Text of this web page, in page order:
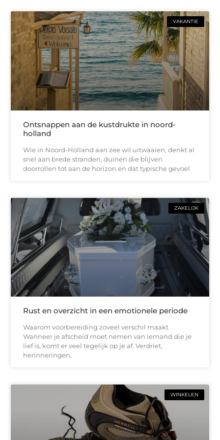
VAKANTIE
Ontsnappen aan de kustdrukte in noord-
holland
Wie in Noord-Holland aan zee wil uitwaaien, denkt al
snel aan brede stranden, duinen die blijven
doorrollen tot aan de horizon en dat typische gevoel
ZAKELIJK
Rust en overzicht in een emotionele periode
Waarom voorbereiding zoveel verschil maakt
Wanneer je afscheid moet nemen van iemand die je
lief is, komt er veel tegelijk op je af. Verdriet,
herinneringen,
WINKELEN